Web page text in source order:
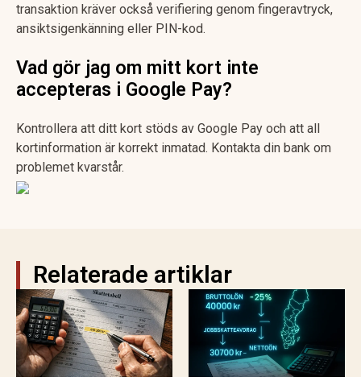
transaktion kräver också verifiering genom fingeravtryck,
ansiktsigenkänning eller PIN-kod.
Vad gör jag om mitt kort inte
accepteras i Google Pay?
Kontrollera att ditt kort stöds av Google Pay och att all
kortinformation är korrekt inmatad. Kontakta din bank om
problemet kvarstår.
Relaterade artiklar